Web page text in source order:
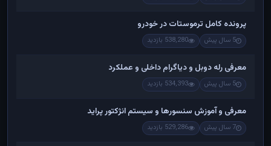
پرونده کامل ترموستات در خودرو
5 سال پیش 538,280 بازدید
معرفی رله دوبل و دیاگرام داخلی و عملکرد
5 سال پیش 534,393 بازدید
معرفی و آموزش سنسورها و سیستم انژکتور پراید
7 سال پیش 529,286 بازدید